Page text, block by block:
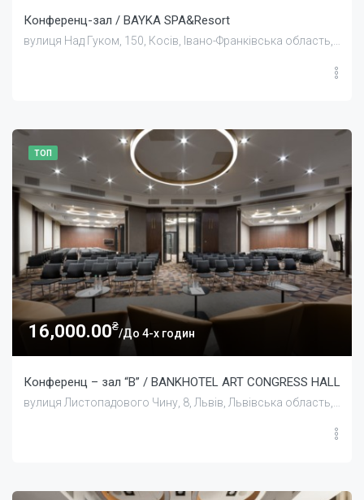
Конференц-зал / BAYKA SPA&Resort
вулиця Над Гуком, 150, Косів, Івано-Франківська область, Україна
ТОП
16,000.00₴
/До 4-х годин
Конференц – зал “В” / BANKHOTEL ART CONGRESS HALL